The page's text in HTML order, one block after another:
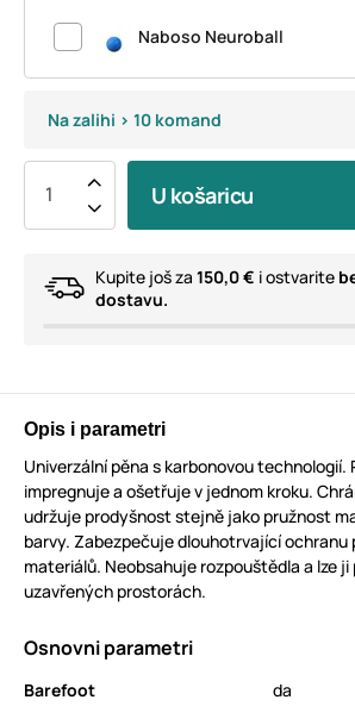
Naboso Neuroball
Na zalihi > 10 komand
U košaricu
Kupite još za 150,0 € i ostvarite
dostavu.
Opis i parametri
Univerzální pěna s karbonovou
impregnuje a ošetřuje v jednom kroku.
udržuje prodyšnost stejně jako pružnost
barvy. Zabezpečuje dlouhotrvající ochranu
materiálů. Neobsahuje rozpouštědla a lze ji
uzavřených prostorách.
Osnovni parametri
Barefoot da